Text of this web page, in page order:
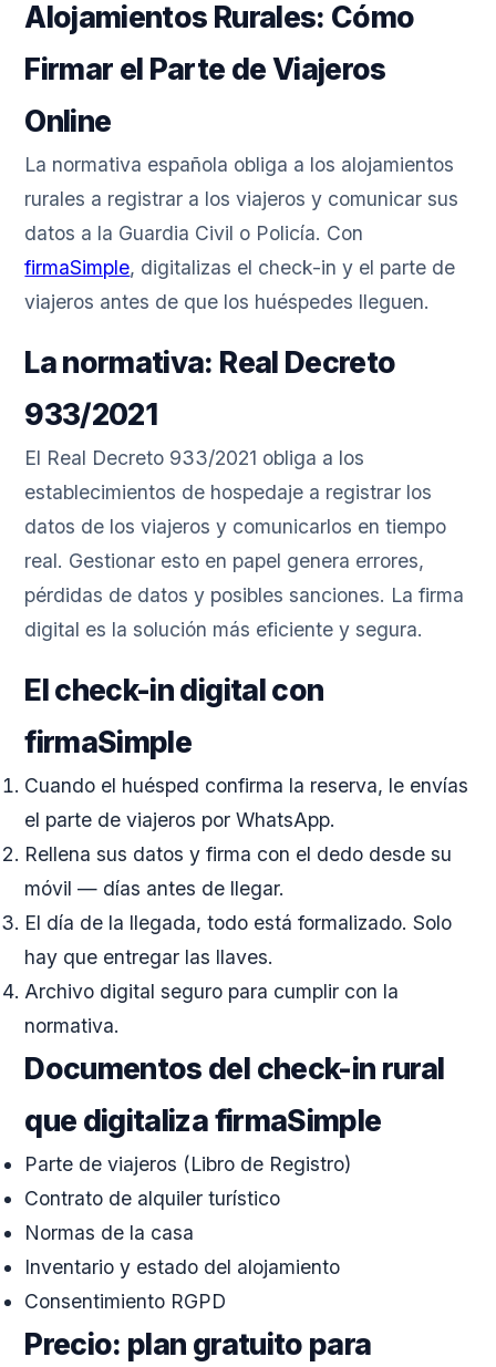
Alojamientos Rurales: Cómo
Firmar el Parte de Viajeros
Online
La normativa española obliga a los alojamientos
rurales a registrar a los viajeros y comunicar sus
datos a la Guardia Civil o Policía. Con
firmaSimple, digitalizas el check-in y el parte de
viajeros antes de que los huéspedes lleguen.
La normativa: Real Decreto
933/2021
El Real Decreto 933/2021 obliga a los
establecimientos de hospedaje a registrar los
datos de los viajeros y comunicarlos en tiempo
real. Gestionar esto en papel genera errores,
pérdidas de datos y posibles sanciones. La firma
digital es la solución más eficiente y segura.
El check-in digital con
firmaSimple
Cuando el huésped confirma la reserva, le envías
el parte de viajeros por WhatsApp.
Rellena sus datos y firma con el dedo desde su
móvil — días antes de llegar.
El día de la llegada, todo está formalizado. Solo
hay que entregar las llaves.
Archivo digital seguro para cumplir con la
normativa.
Documentos del check-in rural
que digitaliza firmaSimple
Parte de viajeros (Libro de Registro)
Contrato de alquiler turístico
Normas de la casa
Inventario y estado del alojamiento
Consentimiento RGPD
Precio: plan gratuito para